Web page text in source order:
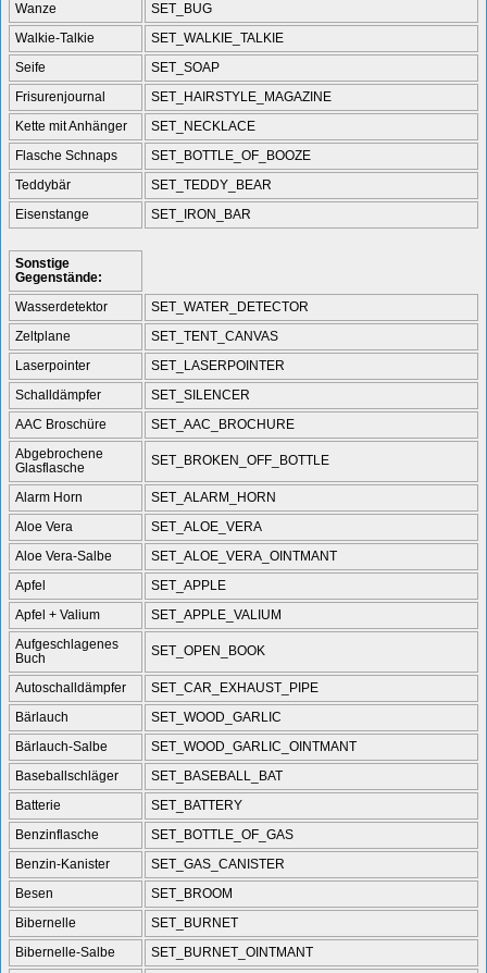
Wanze
SET_BUG
Walkie-Talkie
SET_WALKIE_TALKIE
Seife
SET_SOAP
Frisurenjournal
SET_HAIRSTYLE_MAGAZINE
Kette mit Anhänger
SET_NECKLACE
Flasche Schnaps
SET_BOTTLE_OF_BOOZE
Teddybär
SET_TEDDY_BEAR
Eisenstange
SET_IRON_BAR
Sonstige
Gegenstände:
Wasserdetektor
SET_WATER_DETECTOR
Zeltplane
SET_TENT_CANVAS
Laserpointer
SET_LASERPOINTER
Schalldämpfer
SET_SILENCER
AAC Broschüre
SET_AAC_BROCHURE
Abgebrochene
Glasflasche
SET_BROKEN_OFF_BOTTLE
Alarm Horn
SET_ALARM_HORN
Aloe Vera
SET_ALOE_VERA
Aloe Vera-Salbe
SET_ALOE_VERA_OINTMANT
Apfel
SET_APPLE
Apfel + Valium
SET_APPLE_VALIUM
Aufgeschlagenes
Buch
SET_OPEN_BOOK
Autoschalldämpfer
SET_CAR_EXHAUST_PIPE
Bärlauch
SET_WOOD_GARLIC
Bärlauch-Salbe
SET_WOOD_GARLIC_OINTMANT
Baseballschläger
SET_BASEBALL_BAT
Batterie
SET_BATTERY
Benzinflasche
SET_BOTTLE_OF_GAS
Benzin-Kanister
SET_GAS_CANISTER
Besen
SET_BROOM
Bibernelle
SET_BURNET
Bibernelle-Salbe
SET_BURNET_OINTMANT